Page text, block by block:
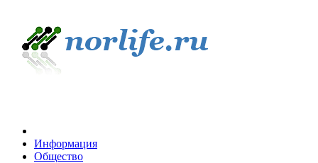
Информация
Общество